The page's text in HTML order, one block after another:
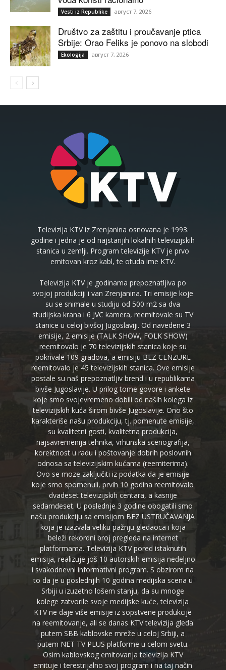
Vesti iz Republike август 7, 2026
Društvo za zaštitu i proučavanje ptica
Srbije: Orao Feliks je ponovo na slobodi
Ekologija август 7, 2026
Televizija KTV iz Zrenjanina osnovana je 1993.
godine i jedna je od najstarijih lokalnih televizijskih
stanica u zemlji. Program televizije KTV je prvo
emitovan kroz kabl, te otuda ime KTV.
Televizija KTV je godinama prepoznatljiva po
svojoj produkciji i van Zrenjanina. Tri emisije koje
su se snimale u studiju od 500 m2 sa dva
studijska krana i 6 JVC kamera, reemitovale su TV
stanice u celoj bivšoj Jugoslaviji. Od navedene 3
emisije, 2 emisije (TALK SHOW, FOLK SHOW)
reemitovalo je 70 televizijskih stanica koje su
pokrivale 109 gradova, a emisiju BEZ CENZURE
reemitovalo je 45 televizijskih stanica. Ove emisije
postale su naš prepoznatljiv brend i u republikama
bivše Jugoslavije. U prilog tome govore i ankete
koje smo svojevremeno dobili od naših kolega iz
televizijskih kuća širom bivše Jugoslavije. Ono što
karakteriše našu produkciju, tj. pomenute emisije,
su kvalitetni gosti, kvalitetna produkcija,
najsavremenija tehnika, vrhunska scenografija,
korektnost u radu i poštovanje dobrih poslovnih
odnosa sa televizijskim kućama (reemiterima).
Ovo se moze zaključiti iz podatka da je emisije
koje smo spomenuli, prvih 10 godina reemitovalo
dvadeset televizijskih centara, a kasnije
sedamdeset. U poslednje 3 godine obogatili smo
našu produkciju sa emisijom BEZ USTRUČAVANJA
koja je izazvala veliku pažnju gledaoca i koja
beleži rekordni broj pregleda na internet
platformama. Televizija KTV pored istaknutih
emisija, realizuje još 10 autorskih emisija nedeljno
i svakodnevni informativni program. S obzirom na
to da je u poslednjih 10 godina medijska scena u
Srbiji u izuzetno lošem stanju, da su mnoge
kolege zatvorile svoje medijske kuće, televizija
KTV ne daje više emisije iz sopstvene produkcije
na reemitovanje, ali se danas KTV televizija gleda
putem SBB kablovske mreže u celoj Srbiji, a
putem NET TV PLUS platforme u celom svetu.
Osim kablovskog emitovanja televizija KTV
emituje i terestrijalno svoj program i na taj način